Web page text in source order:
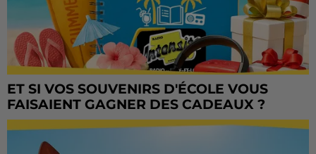
ET SI VOS SOUVENIRS D'ÉCOLE VOUS
FAISAIENT GAGNER DES CADEAUX ?